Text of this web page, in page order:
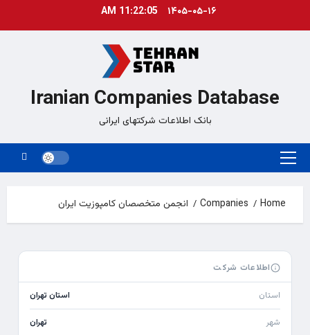
۱۴۰۵-۰۵-۱۶ 11:22:05 AM
Iranian Companies Database
بانک اطلاعات شرکتهای ایرانی
Primary
Home
Companies انجمن متخصصان کامپوزیت ایران
اطلاعات شرکت
استان استان تهران
شهر تهران